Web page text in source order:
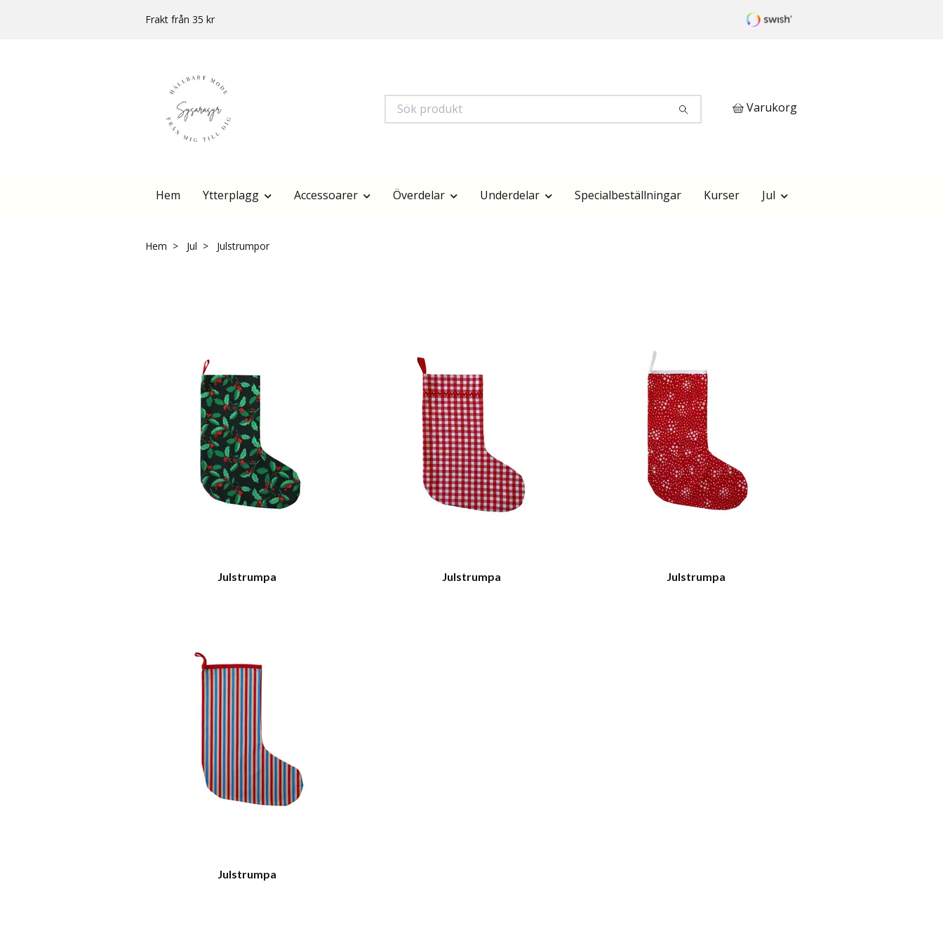
Frakt från 35 kr
Varukorg
Hem Ytterplagg Accessoarer Överdelar Underdelar Specialbeställningar Kurser Jul
Hem Jul Julstrumpor
Julstrumpa Julstrumpa Julstrumpa
Julstrumpa